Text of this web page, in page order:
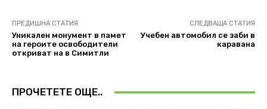
ПРЕДИШНА СТАТИЯ
Уникален монумент в памет
на героите освободители
откриват на в Симитли
СЛЕДВАЩА СТАТИЯ
Учебен автомобил се заби в
каравана
ПРОЧЕТЕТЕ ОЩЕ..